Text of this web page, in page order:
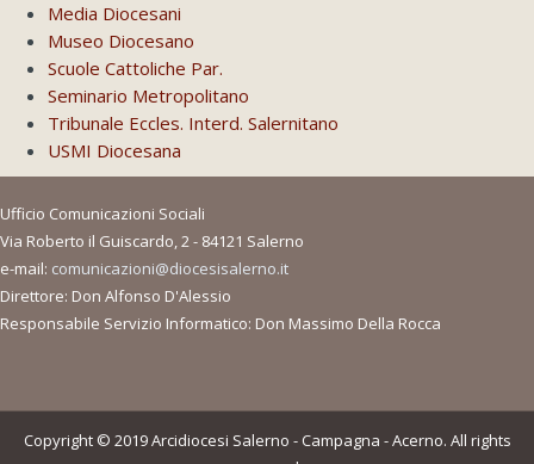
Media Diocesani
Museo Diocesano
Scuole Cattoliche Par.
Seminario Metropolitano
Tribunale Eccles. Interd. Salernitano
USMI Diocesana
Ufficio Comunicazioni Sociali
Via Roberto il Guiscardo, 2 - 84121 Salerno
e-mail: comunicazioni@diocesisalerno.it
Direttore: Don Alfonso D'Alessio
Responsabile Servizio Informatico: Don Massimo Della Rocca
Copyright © 2019 Arcidiocesi Salerno - Campagna - Acerno. All rights